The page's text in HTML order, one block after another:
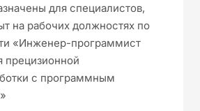
для специалистов,
на рабочих должностях по
«Инженер-программист
прецизионной
с программным